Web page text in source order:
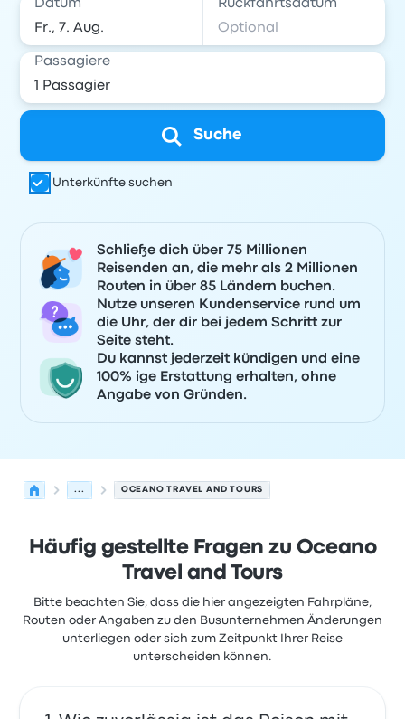
Datum Rückfahrtsdatum
Passagiere
Suche
Unterkünfte suchen
Schließe dich über 75 Millionen
Reisenden an, die mehr als 2 Millionen
Routen in über 85 Ländern buchen.
Nutze unseren Kundenservice rund um
die Uhr, der dir bei jedem Schritt zur
Seite steht.
Du kannst jederzeit kündigen und eine
100% ige Erstattung erhalten, ohne
Angabe von Gründen.
... OCEANO TRAVEL AND TOURS
Häufig gestellte Fragen zu Oceano
Travel and Tours
Bitte beachten Sie, dass die hier angezeigten Fahrpläne,
Routen oder Angaben zu den Busunternehmen Änderungen
unterliegen oder sich zum Zeitpunkt Ihrer Reise
unterscheiden können.